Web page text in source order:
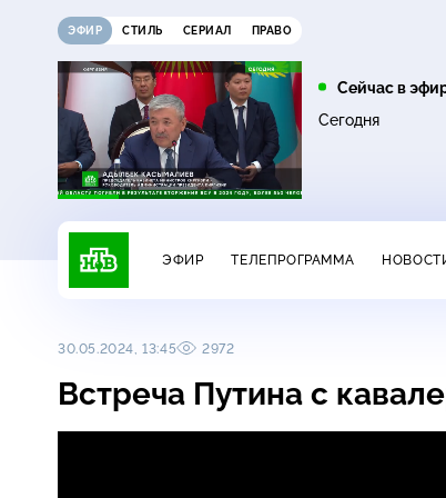
ЭФИР СТИЛЬ СЕРИАЛ ПРАВО
Сейчас в
Сегодня
ЧП
11:00
ДНК16+
ЭФИР ТЕЛЕПРОГРАММА
30.05.2024, 13:45 2972
Встреча Путина с